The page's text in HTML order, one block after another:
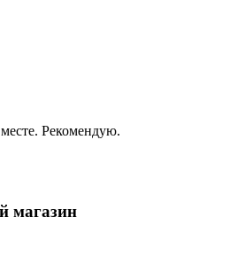
Рекомендую.
магазин